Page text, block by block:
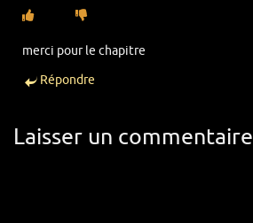
merci pour le chapitre
Répondre
Laisser un commentaire